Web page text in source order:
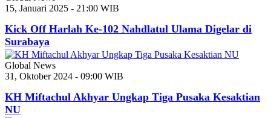
15, Januari 2025 - 21:00 WIB
Kick Off Harlah Ke-102 Nahdlatul Ulama Digelar di
Surabaya
Global News
31, Oktober 2024 - 09:00 WIB
KH Miftachul Akhyar Ungkap Tiga Pusaka Kesaktian
NU